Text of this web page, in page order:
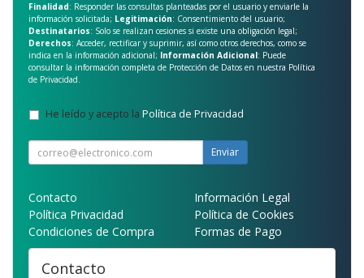
Finalidad: Responder las consultas planteadas por el usuario y enviarle la
información solicitada; Legitimación: Consentimiento del usuario;
Destinatarios: Solo se realizan cesiones si existe una obligación legal;
Derechos: Acceder, rectificar y suprimir, así como otros derechos, como se
indica en la información adicional; Información Adicional: Puede
consultar la información completa de Protección de Datos en nuestra Política
de Privacidad.
He leído y acepto la Política de Privacidad.
Enviar
Contacto
Información Legal
Política Privacidad
Política de Cookies
Condiciones de Compra
Formas de Pago
Contacto